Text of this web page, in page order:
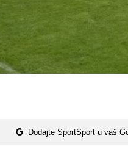
Dodajte SportSport u vaš